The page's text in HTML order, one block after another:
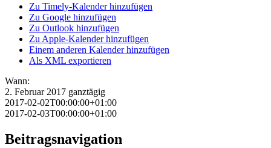
Zu Timely-Kalender hinzufügen
Zu Google hinzufügen
Zu Outlook hinzufügen
Zu Apple-Kalender hinzufügen
Einem anderen Kalender hinzufügen
Als XML exportieren
Wann:
2. Februar 2017 ganztägig
2017-02-02T00:00:00+01:00
2017-02-03T00:00:00+01:00
Beitragsnavigation